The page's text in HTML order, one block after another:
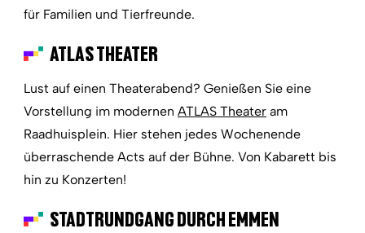
für Familien und Tierfreunde.
ATLAS THEATER
Lust auf einen Theaterabend? Genießen Sie eine
Vorstellung im modernen ATLAS Theater am
Raadhuisplein. Hier stehen jedes Wochenende
überraschende Acts auf der Bühne. Von Kabarett bis
hin zu Konzerten!
STADTRUNDGANG DURCH EMMEN